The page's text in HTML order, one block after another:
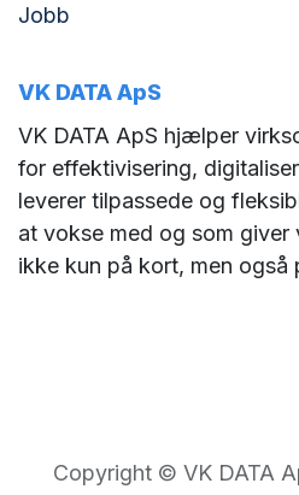
Jobb
VK DATA ApS
VK DATA ApS hjælper
for effektivisering,
leverer tilpassede og
at vokse med og som
ikke kun på kort, men også
Copyright © VK DATA